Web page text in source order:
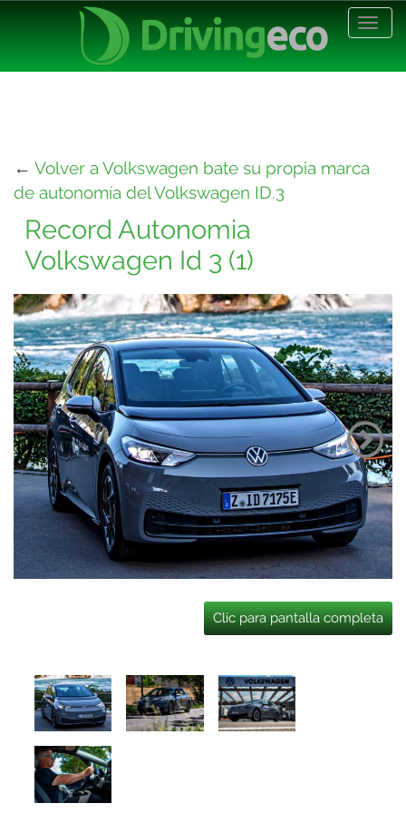
← Volver a Volkswagen bate su propia marca
de autonomía del Volkswagen ID.3
Record Autonomia
Volkswagen Id 3 (1)
Clic para pantalla completa